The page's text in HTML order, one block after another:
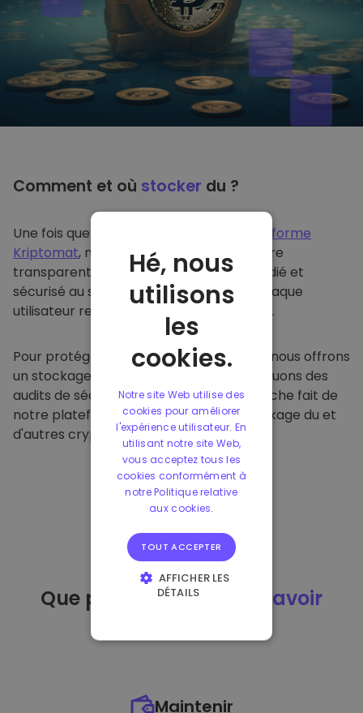
Comment et où stocker du ?
Une fois que vous achetez du sur
la plateforme
Kriptomat, nous le transférons de manière
transparente dans votre portefeuille dédié et
sécurisé au sein de notre plateforme. Chaque
utilisateur reçoit un portefeuille individuel.
Pour protéger nos clients et leurs fonds, nous offrons
un stockage hors ligne sécurisé et effectuons des
audits de sécurité réguliers. Cette approche fait de
notre plateforme un refuge pour le stockage du et
d'autres crypto-monnaies.
Que puis-je faire
après avoir
Maintenir
Hé, nous
utilisons
les
cookies.
Notre site Web utilise des
cookies pour améliorer
l'expérience utilisateur. En
utilisant notre site Web,
vous acceptez tous les
cookies conformément à
notre Politique relative
aux cookies.
TOUT ACCEPTER
AFFICHER LES
DÉTAILS